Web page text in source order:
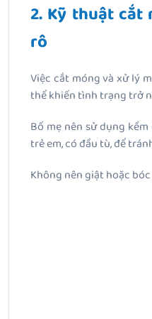
2. Kỹ thuật cắt
rô
Việc cắt móng và xử lý
thể khiến tình trạng trở
Bố mẹ nên sử dụng
trẻ em, có đầu tù, để
Không nên giật hoặc